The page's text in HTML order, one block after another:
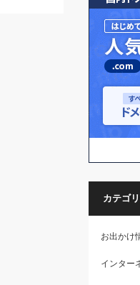
カテゴ
お出かけ
インター